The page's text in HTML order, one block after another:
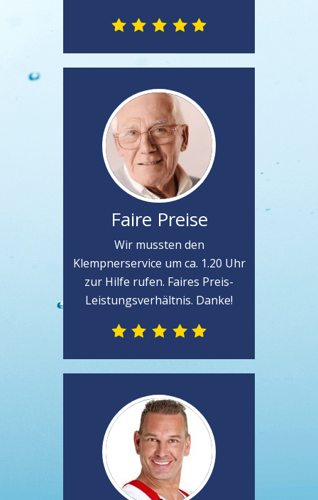
Faire Preise
Wir mussten den
Klempnerservice um ca. 1.20 Uhr
zur Hilfe rufen. Faires Preis-
Leistungsverhältnis. Danke!